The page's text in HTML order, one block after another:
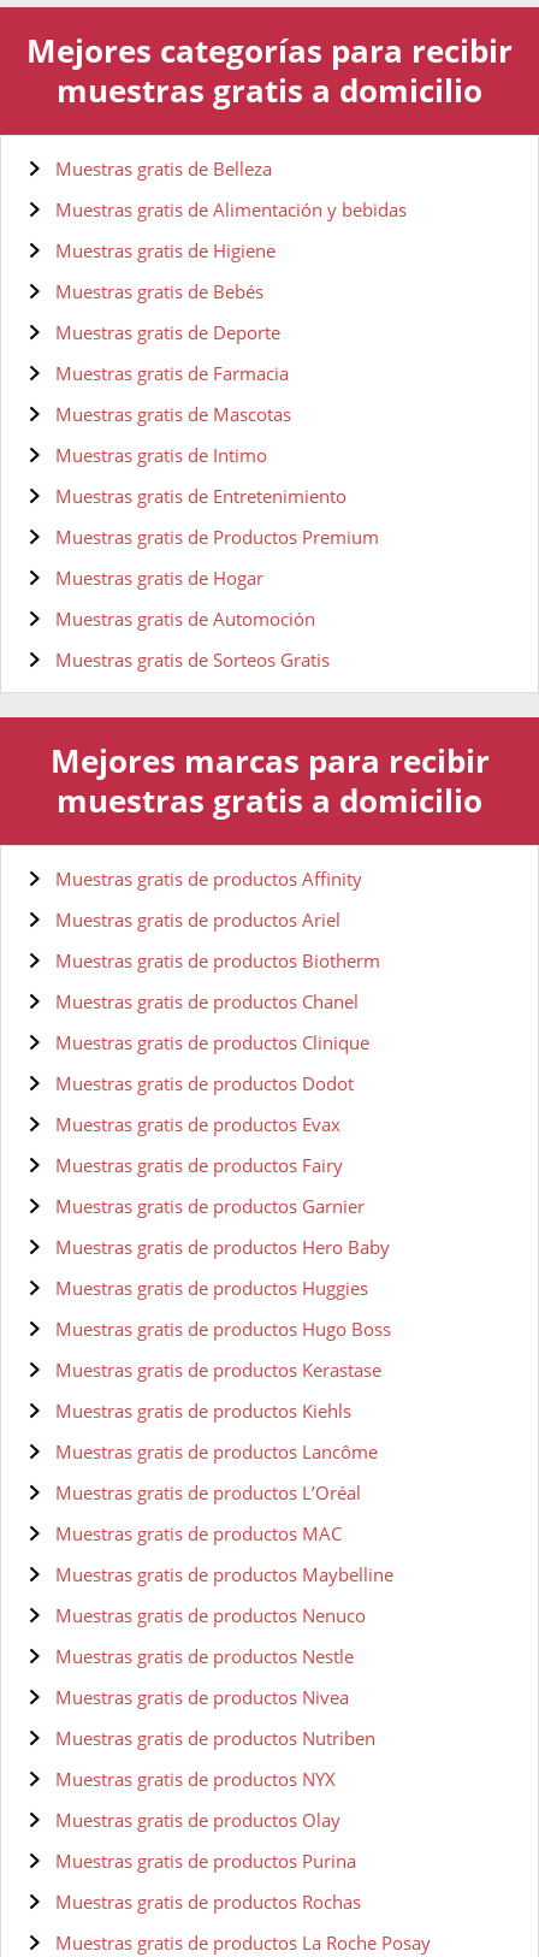
Mejores categorías para recibir
muestras gratis a domicilio
Muestras gratis de Belleza
Muestras gratis de Alimentación y bebidas
Muestras gratis de Higiene
Muestras gratis de Bebés
Muestras gratis de Deporte
Muestras gratis de Farmacia
Muestras gratis de Mascotas
Muestras gratis de Intimo
Muestras gratis de Entretenimiento
Muestras gratis de Productos Premium
Muestras gratis de Hogar
Muestras gratis de Automoción
Muestras gratis de Sorteos Gratis
Mejores marcas para recibir
muestras gratis a domicilio
Muestras gratis de productos Affinity
Muestras gratis de productos Ariel
Muestras gratis de productos Biotherm
Muestras gratis de productos Chanel
Muestras gratis de productos Clinique
Muestras gratis de productos Dodot
Muestras gratis de productos Evax
Muestras gratis de productos Fairy
Muestras gratis de productos Garnier
Muestras gratis de productos Hero Baby
Muestras gratis de productos Huggies
Muestras gratis de productos Hugo Boss
Muestras gratis de productos Kerastase
Muestras gratis de productos Kiehls
Muestras gratis de productos Lancôme
Muestras gratis de productos L’Oréal
Muestras gratis de productos MAC
Muestras gratis de productos Maybelline
Muestras gratis de productos Nenuco
Muestras gratis de productos Nestle
Muestras gratis de productos Nivea
Muestras gratis de productos Nutriben
Muestras gratis de productos NYX
Muestras gratis de productos Olay
Muestras gratis de productos Purina
Muestras gratis de productos Rochas
Muestras gratis de productos La Roche Posay